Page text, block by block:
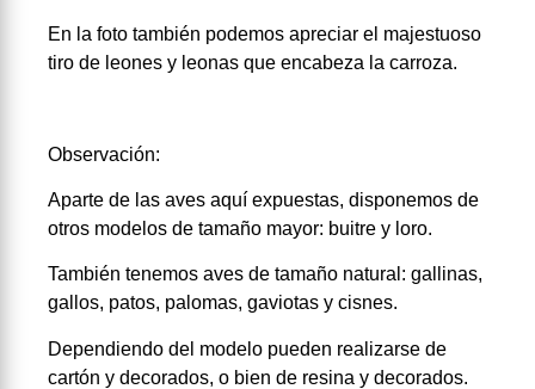
En la foto también podemos apreciar el majestuoso
tiro de leones y leonas que encabeza la carroza.
Observación:
Aparte de las aves aquí expuestas, disponemos de
otros modelos de tamaño mayor: buitre y loro.
También tenemos aves de tamaño natural: gallinas,
gallos, patos, palomas, gaviotas y cisnes.
Dependiendo del modelo pueden realizarse de
cartón y decorados, o bien de resina y decorados.